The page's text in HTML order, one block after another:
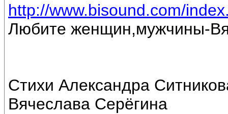
http://www.bisound.com/
Любите женщин,мужчины-
Стихи Александра
Вячеслава Серёгина